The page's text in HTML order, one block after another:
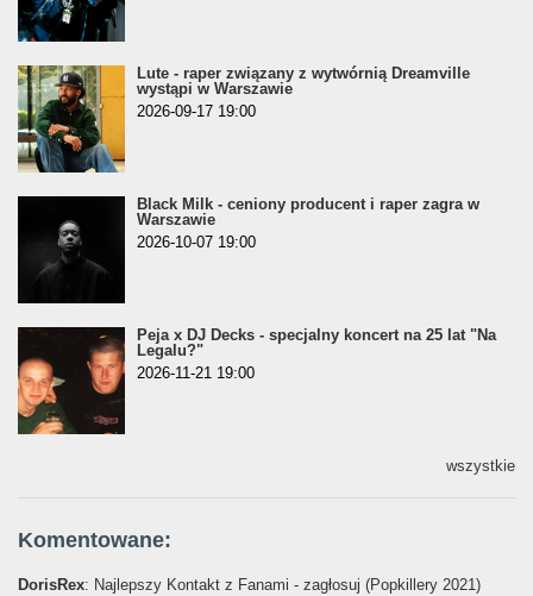
Lute - raper związany z wytwórnią Dreamville
wystąpi w Warszawie
2026-09-17 19:00
Black Milk - ceniony producent i raper zagra w
Warszawie
2026-10-07 19:00
Peja x DJ Decks - specjalny koncert na 25 lat "Na
Legalu?"
2026-11-21 19:00
wszystkie
Komentowane:
DorisRex: Najlepszy Kontakt z Fanami - zagłosuj (Popkillery 2021)